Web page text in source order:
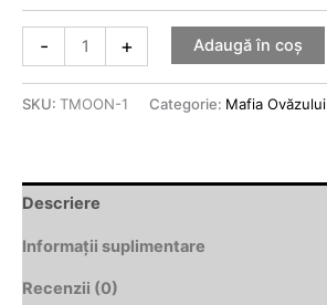
- + Adaugă în coș
SKU: TMOON-1 Categorie: Mafia Ovăzului
Descriere
Informații suplimentare
Recenzii (0)